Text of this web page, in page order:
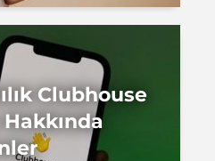
Clubhouse